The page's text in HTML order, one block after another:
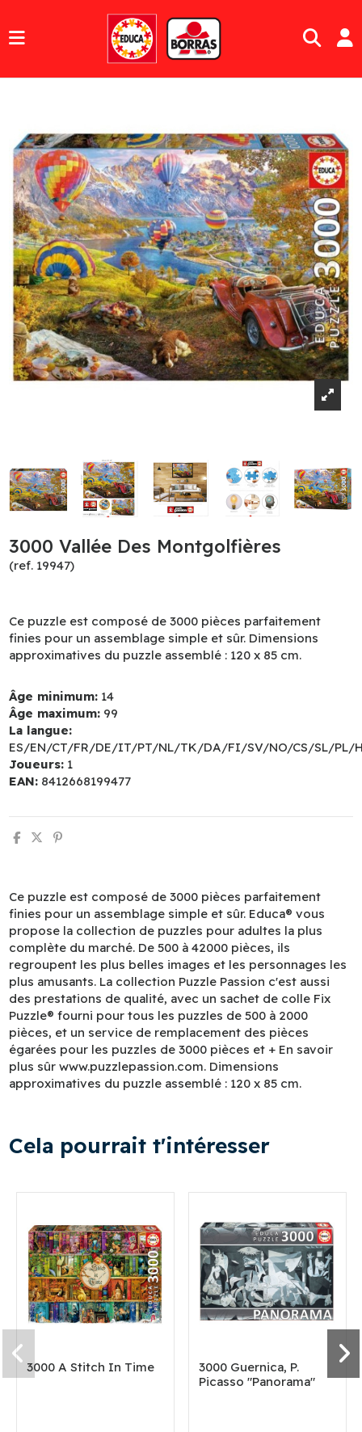
3000 Vallée Des Montgolfières
(ref. 19947)
Ce puzzle est composé de 3000 pièces parfaitement
finies pour un assemblage simple et sûr. Dimensions
approximatives du puzzle assemblé : 120 x 85 cm.
Âge minimum: 14
Âge maximum: 99
La langue:
ES/EN/CT/FR/DE/IT/PT/NL/TK/DA/FI/SV/NO/CS/SL/PL/
Joueurs: 1
EAN: 8412668199477
Ce puzzle est composé de 3000 pièces parfaitement
finies pour un assemblage simple et sûr. Educa® vous
propose la collection de puzzles pour adultes la plus
complète du marché. De 500 à 42000 pièces, ils
regroupent les plus belles images et les personnages les
plus amusants. La collection Puzzle Passion c'est aussi
des prestations de qualité, avec un sachet de colle Fix
Puzzle® fourni pour tous les puzzles de 500 à 2000
pièces, et un service de remplacement des pièces
égarées pour les puzzles de 3000 pièces et + En savoir
plus sûr www.puzzlepassion.com. Dimensions
approximatives du puzzle assemblé : 120 x 85 cm.
Cela pourrait t'intéresser
3000 A Stitch In Time
3000 Guernica, P.
Picasso "Panorama"